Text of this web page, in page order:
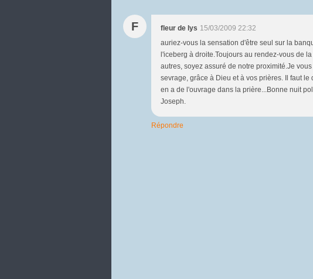
F fleur de lys 15/03/2009 22:32
auriez-vous la sensation d'être seul sur la
l'iceberg à droite.Toujours au rendez-vous de
autres, soyez assuré de notre proximité.Je
sevrage, grâce à Dieu et à vos prières. Il faut
en a de l'ouvrage dans la prière...Bonne nuit
Joseph.
Répondre